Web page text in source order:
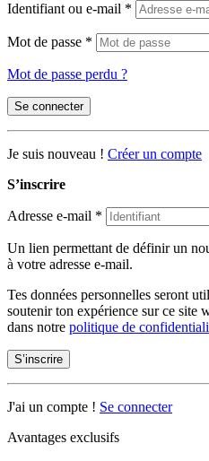
Identifiant ou e-mail *
Mot de passe *
Mot de passe perdu ?
Se connecter
Je suis nouveau ! Créer un compte
S’inscrire
Adresse e-mail *
Un lien permettant de définir un
à votre adresse e-mail.
Tes données personnelles seront
soutenir ton expérience sur ce site
dans notre politique de
S’inscrire
J'ai un compte ! Se connecter
Avantages exclusifs